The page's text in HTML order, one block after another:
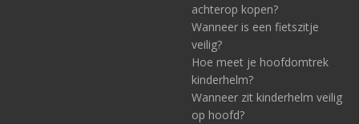
achterop kopen?
Wanneer is een fietszitje
veilig?
Hoe meet je hoofdomtrek
kinderhelm?
Wanneer zit kinderhelm veilig
op hoofd?